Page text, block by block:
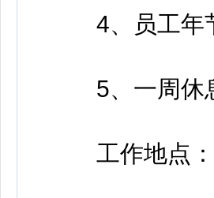
4、员工年
5、一周休
工作地点：